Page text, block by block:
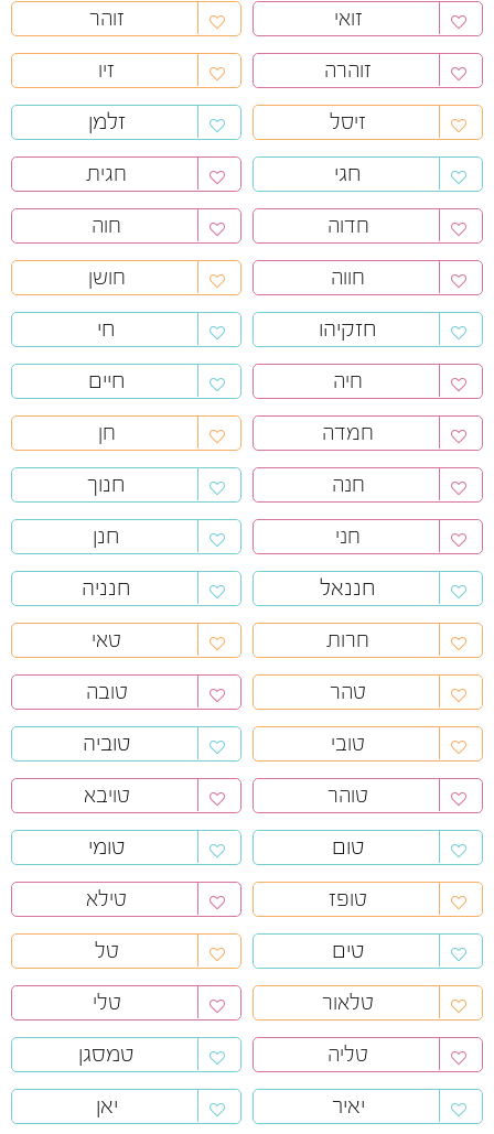
זואי זוהר
זוהרה זיו
זיסל זלמן
חגי חגית
חדוה חוה
חווה חושן
חזקיהו חי
חיה חיים
חמדה חן
חנה חנוך
חני חנן
חננאל חנניה
חרות טאי
טהר טובה
טובי טוביה
טוהר טויבא
טום טומי
טופז טילא
טים טל
טלאור טלי
טליה טמסגן
יאיר יאן